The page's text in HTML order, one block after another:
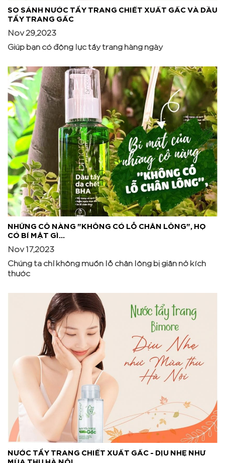
SO SÁNH NƯỚC TẨY TRANG CHIẾT XUẤT GẤC VÀ DẦU
TẨY TRANG GẤC
Nov 29,2023
Giúp bạn có động lực tẩy trang hàng ngày
NHỮNG CÔ NÀNG "KHÔNG CÓ LỖ CHÂN LÔNG", HỌ
CÓ BÍ MẬT GÌ...
Nov 17,2023
Chúng ta chỉ không muốn lỗ chân lông bị giãn nở kích
thước
NƯỚC TẨY TRANG CHIẾT XUẤT GẤC - DỊU NHẸ NHƯ